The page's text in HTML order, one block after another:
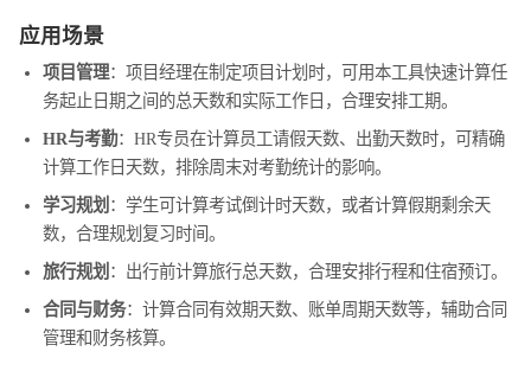
应用场景
项目管理：项目经理在制定项目计划时，可用本工具快速计算任
务起止日期之间的总天数和实际工作日，合理安排工期。
HR与考勤：HR专员在计算员工请假天数、出勤天数时，可精确
计算工作日天数，排除周末对考勤统计的影响。
学习规划 ：学生可计算考试倒计时天数，或者计算假期剩余天
数，合理规划复习时间。
旅行规划 ：出行前计算旅行总天数，合理安排行程和住宿预订。
合同与财务：计算合同有效期天数、账单周期天数等，辅助合同
管理和财务核算。